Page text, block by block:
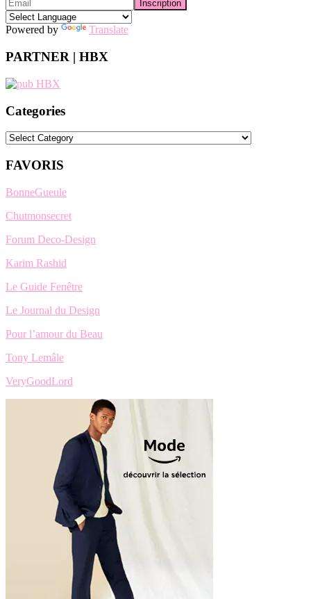
Powered by Translate
PARTNER | HBX
Categories
Categories
FAVORIS
BonneGueule
Chutmonsecret
Forum Deco-Design
Karim Rashid
Le Guide Fenêtre
Le Journal du Design
Pour l’amour du Beau
Tony Lemâle
VeryGoodLord